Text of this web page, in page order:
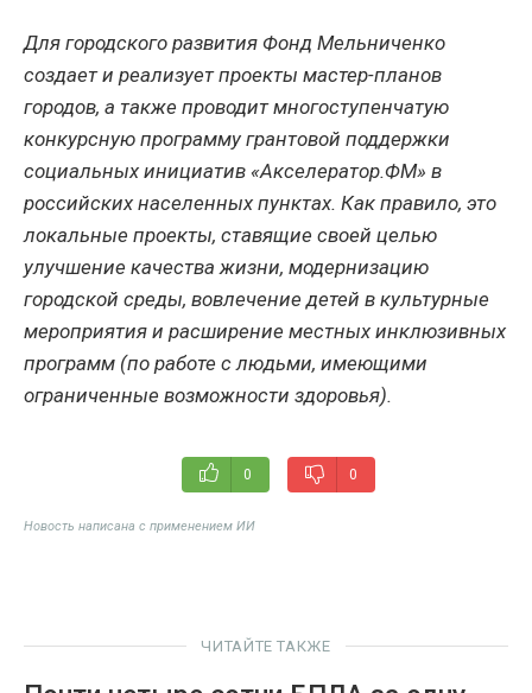
Для городского развития Фонд Мельниченко
создает и реализует проекты мастер-планов
городов, а также проводит многоступенчатую
конкурсную программу грантовой поддержки
социальных инициатив «Акселератор.ФМ» в
российских населенных пунктах. Как правило, это
локальные проекты, ставящие своей целью
улучшение качества жизни, модернизацию
городской среды, вовлечение детей в культурные
мероприятия и расширение местных инклюзивных
программ (по работе с людьми, имеющими
ограниченные возможности здоровья).
0 0
Новость написана с применением ИИ
ЧИТАЙТЕ ТАКЖЕ